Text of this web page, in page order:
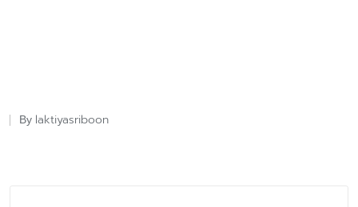
Posted
By laktiyasriboon